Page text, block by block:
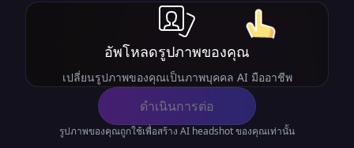
อัพโหลดรูปภาพของคุณ
เปลี่ยนรูปภาพของคุณเป็นภาพบุคคล AI มืออาชีพ
ดำเนินการต่อ
รูปภาพของคุณถูกใช้เพื่อสร้าง AI headshot ของคุณเท่านั้น